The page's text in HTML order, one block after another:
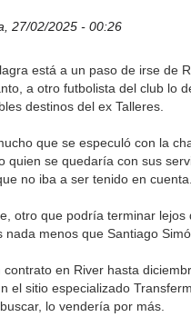
27/02/2025 - 00:26
está a un paso de irse de
a otro futbolista del club lo
destinos del ex Talleres.
que se especuló con la
quien se quedaría con sus
no iba a ser tenido en cuenta.
otro que podría terminar
nada menos que Santiago
contrato en River hasta
el sitio especializado
lo vendería por más.